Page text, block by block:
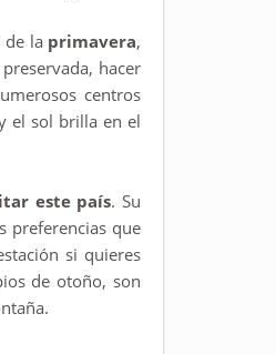
de la primavera,
hacer
centros
el sol brilla en el
este país. Su
preferencias que
si quieres
de otoño, son